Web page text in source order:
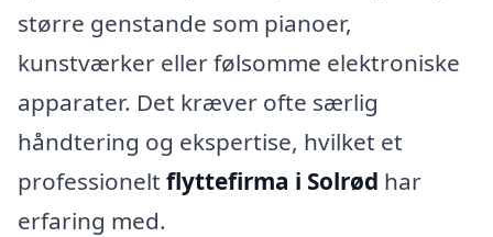
større genstande som pianoer,
kunstværker eller følsomme elektroniske
apparater. Det kræver ofte særlig
håndtering og ekspertise, hvilket et
professionelt flyttefirma i Solrød har
erfaring med.